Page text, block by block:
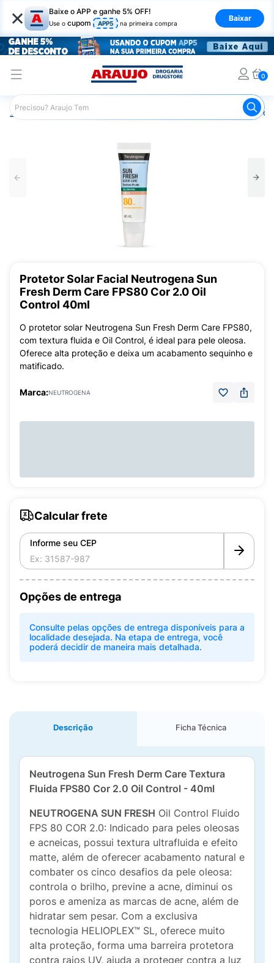
× Baixe o APP e ganhe 5% OFF!
Use o cupom APP5 na primeira compra
Baixar
0
Araujo Beleza e Cuidados
Protetor Solar Facial Neutrogena Sun
Fresh Derm Care FPS80 Cor 2.0 Oil
Control 40ml
O protetor solar Neutrogena Sun Fresh Derm Care FPS80,
com textura fluida e Oil Control, é ideal para pele oleosa.
Oferece alta proteção e deixa um acabamento sequinho e
matificado.
Marca:NEUTROGENA
Calcular frete
Informe seu CEP
Opções de entrega
Consulte pelas opções de entrega disponíveis para a
localidade desejada. Na etapa de entrega, você
poderá decidir de maneira mais detalhada.
Descrição Ficha Técnica
Neutrogena Sun Fresh Derm Care Textura
Fluida FPS80 Cor 2.0 Oil Control - 40ml
NEUTROGENA SUN FRESH Oil Control Fluido
FPS 80 COR 2.0: Indicado para peles oleosas
e acneicas, possui textura ultrafluida e efeito
matte, além de oferecer acabamento natural e
combater os cinco desafios da pele oleosa:
controla o brilho, previne a acne, diminui os
poros e ameniza as marcas de acne, além de
hidratar sem pesar. Com a exclusiva
tecnologia HELIOPLEX™ SL, oferece muito
alta proteção, forma uma barreira protetora
contra raios UV, ajuda a proteger contra a luz